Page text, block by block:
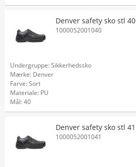
Denver safety sko stl 40
1000052001040
Undergruppe: Sikkerhedssko
Mærke: Denver
Farve: Sort
Materiale: PU
Mål: 40
Denver safety sko stl 41
1000052001041